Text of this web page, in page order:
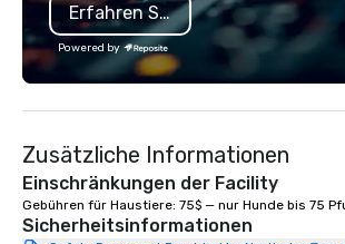
cooking experience, we create
memorable events that encourage
connection, boost engagement, and
leave participants with new skills
programs, birthday parties,
anniversary celebrations, rehearsal
dinners, holiday events, client
entertainment, and virtual team
Erfahren Sie mehr
Powered by
Zusätzliche Informationen
Einschränkungen der Facility
Gebühren für Haustiere: 75$ — nur Hunde bis 75
Sicherheitsinformationen